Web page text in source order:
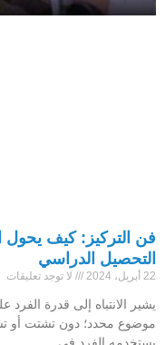
فن التركيز: كيف يحول
التحصيل الدراسي
22 أبريل، 2024 لا توجد تعليقات
يشير الانتباه إلى قدرة
موضوع محدد؛ دون تشتت أو